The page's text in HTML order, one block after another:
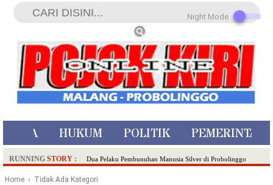
HUKUM POLITIK
RUNNING STORY : Dua Pelaku Pembunuhan Manusia Silver di Probolinggo
Home › Tidak Ada Kategori
Night Mode